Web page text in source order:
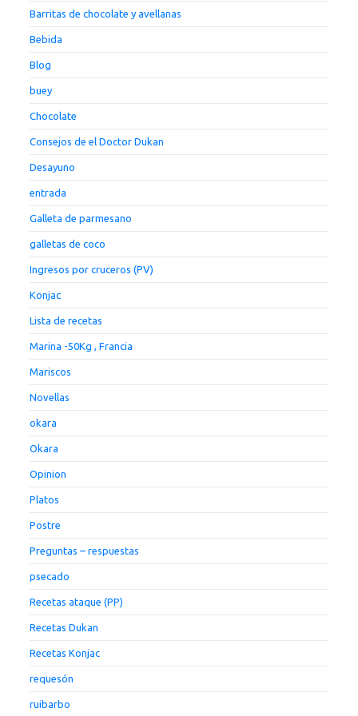
Barritas de chocolate y avellanas
Bebida
Blog
buey
Chocolate
Consejos de el Doctor Dukan
Desayuno
entrada
Galleta de parmesano
galletas de coco
Ingresos por cruceros (PV)
Konjac
Lista de recetas
Marina -50Kg , Francia
Mariscos
Novellas
okara
Okara
Opinion
Platos
Postre
Preguntas – respuestas
psecado
Recetas ataque (PP)
Recetas Dukan
Recetas Konjac
requesón
ruibarbo